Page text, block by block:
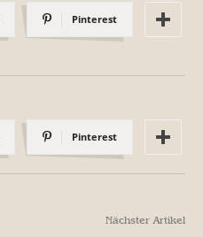
Pinterest
Pinterest
Nächster Artikel